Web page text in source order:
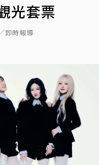
光套票
即時報導